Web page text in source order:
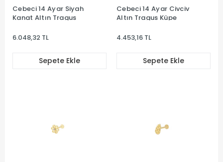
Cebeci 14 Ayar Siyah
Kanat Altın Tragus
6.048,32 TL
Sepete Ekle
Cebeci 14 Ayar Civciv
Altın Tragus Küpe
4.453,16 TL
Sepete Ekle